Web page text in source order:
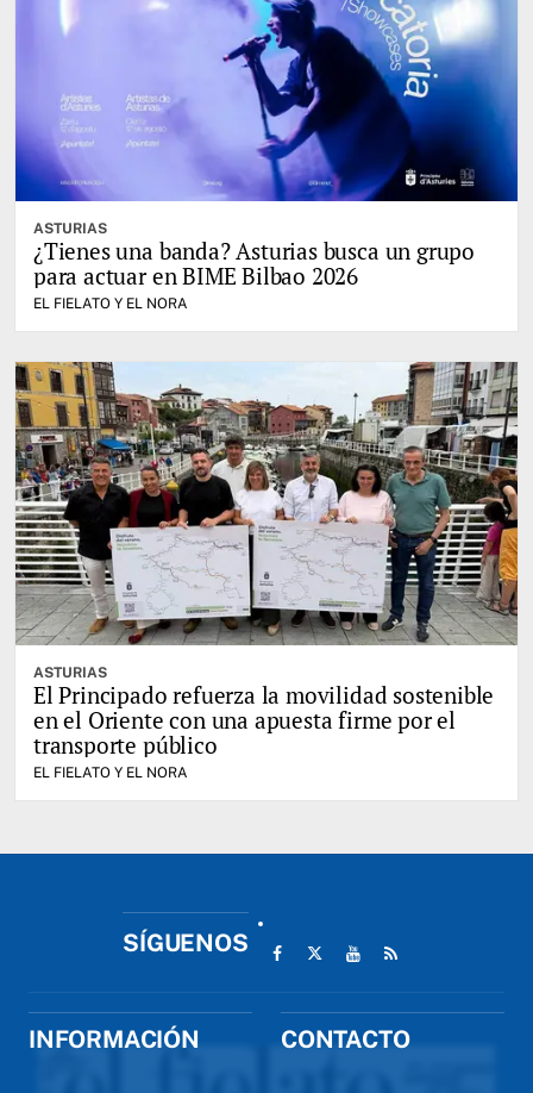
ASTURIAS
¿Tienes una banda? Asturias busca un grupo
para actuar en BIME Bilbao 2026
EL FIELATO Y EL NORA
ASTURIAS
El Principado refuerza la movilidad sostenible
en el Oriente con una apuesta firme por el
transporte público
EL FIELATO Y EL NORA
SÍGUENOS
INFORMACIÓN CONTACTO